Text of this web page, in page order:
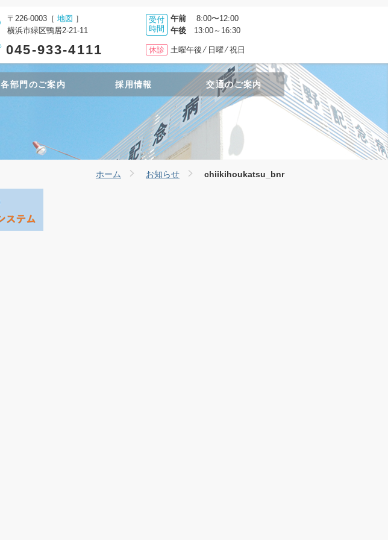
〒226-0003［ 地図 ］
横浜市緑区鴨居2-21-11
045-933-4111
受付
時間
午前 8:00〜12:00
午後 13:00～16:30
休診 土曜午後 ⁄ 日曜 ⁄ 祝日
各部門のご案内 採用情報 交通のご案内
ホーム お知らせ chiikihoukatsu_bnr